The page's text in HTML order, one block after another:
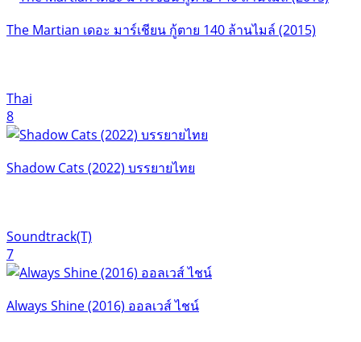
The Martian เดอะ มาร์เชียน กู้ตาย 140 ล้านไมล์ (2015)
Thai
8
Shadow Cats (2022) บรรยายไทย
Soundtrack(T)
7
Always Shine (2016) ออลเวส์ ไชน์